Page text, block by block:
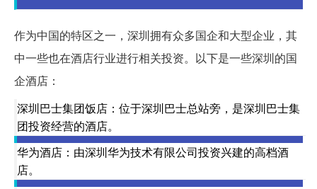
作为中国的特区之一，深圳拥有众多国企和大型企业，其
中一些也在酒店行业进行相关投资。以下是一些深圳的国
企酒店：
深圳巴士集团饭店：位于深圳巴士总站旁，是深圳巴士集
团投资经营的酒店。
华为酒店：由深圳华为技术有限公司投资兴建的高档酒
店。